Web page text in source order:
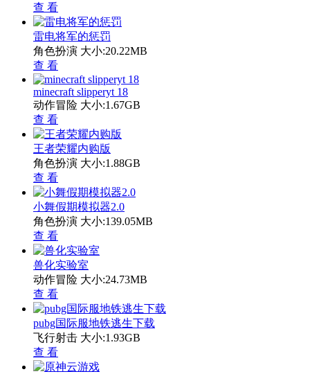
查 看
雷电将军的惩罚
角色扮演 大小:20.22MB
查 看
minecraft slipperyt 18
动作冒险 大小:1.67GB
查 看
王者荣耀内购版
角色扮演 大小:1.88GB
查 看
小舞假期模拟器2.0
角色扮演 大小:139.05MB
查 看
兽化实验室
动作冒险 大小:24.73MB
查 看
pubg国际服地铁逃生下载
飞行射击 大小:1.93GB
查 看